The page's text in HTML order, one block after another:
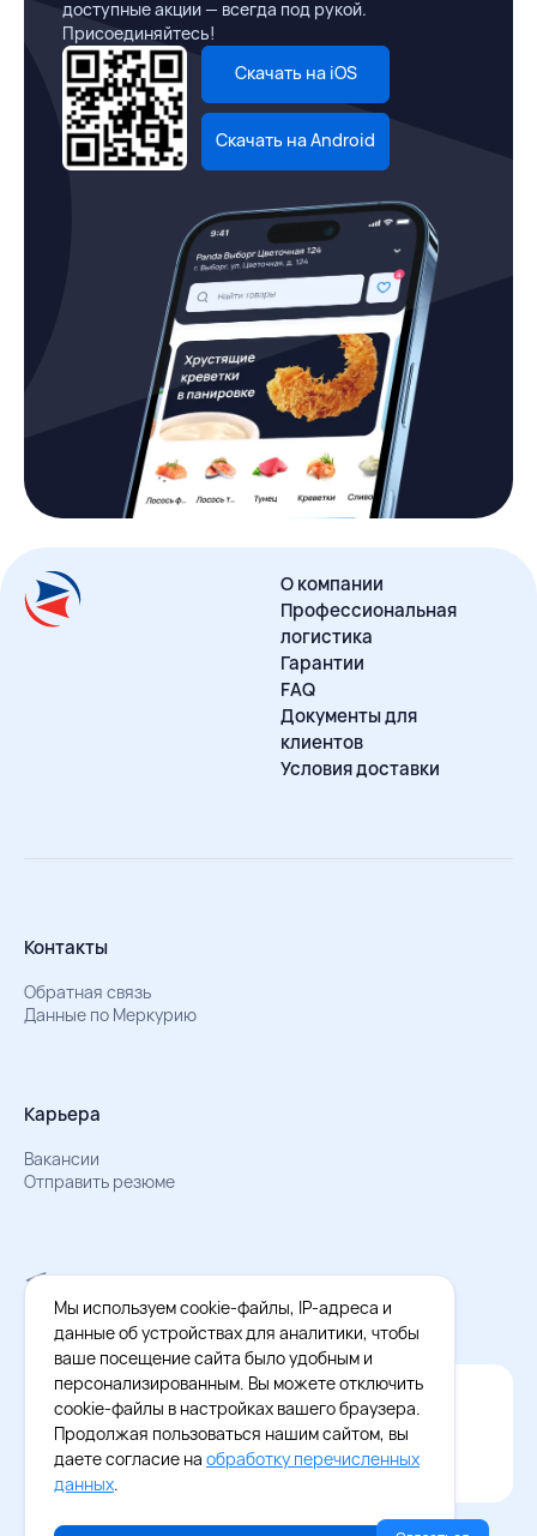
доступные акции — всегда под рукой.
Присоединяйтесь!
Скачать на iOS
Скачать на Android
О компании
Профессиональная
логистика
Гарантии
FAQ
Документы для
клиентов
Условия доставки
Контакты
Обратная связь
Данные по Меркурию
Карьера
Вакансии
Отправить резюме
Мы в Телеграм
Документы об обработке персональных данных
Охрана труда – результаты СОУТ
Официальное приложение Восток - Запад
Cкачайте бесплатное приложение
Мы используем cookie-файлы, IP-адреса и
данные об устройствах для аналитики, чтобы
ваше посещение сайта было удобным и
персонализированным. Вы можете отключить
cookie-файлы в настройках вашего браузера.
Продолжая пользоваться нашим сайтом, вы
даете согласие на обработку перечисленных
данных.